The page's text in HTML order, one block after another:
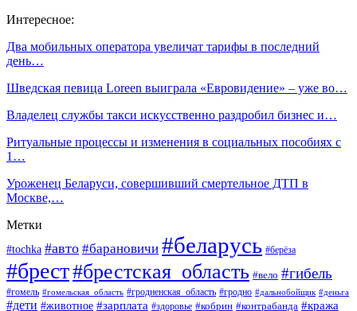
Интересное:
Два мобильных оператора увеличат тарифы в последний
день…
Шведская певица Loreen выиграла «Евровидение» – уже во…
Владелец службы такси искусственно раздробил бизнес и…
Ритуальные процессы и изменения в социальных пособиях с
1…
Уроженец Беларуси, совершивший смертельное ДТП в
Москве,…
Метки
#tochka #авто #барановичи #беларусь #берёза
#брест#брестская_область #вело #гибель
#гомель #гомельская_область #гродненская_область #гродно #дальнобойщик #деньга
#дети #животное #зарплата #здоровье #кобрин #контрабанда #кража